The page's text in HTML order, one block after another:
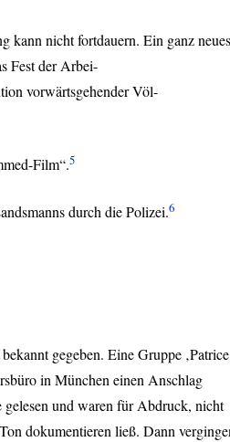
kann nicht fortdauern. Ein ganz neues
Fest der Arbei-
vorwärtsgehender Völ-
Film“.5
durch die Polizei.6
gegeben. Eine Gruppe ‚Patrice
in München einen Anschlag
gelesen und waren für Abdruck, nicht
dokumentieren ließ. Dann